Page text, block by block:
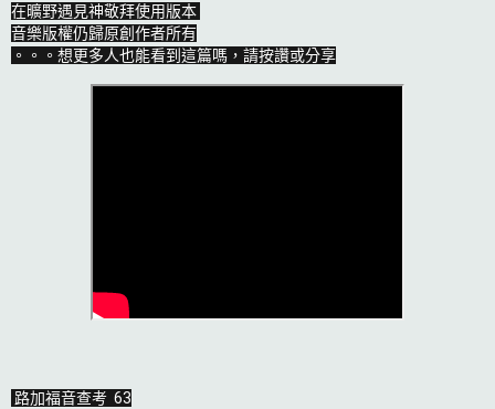
在曠野遇見神敬拜使用版本
音樂版權仍歸原創作者所有
。。。想更多人也能看到這篇嗎，請按讚或分享
路加福音查考  63